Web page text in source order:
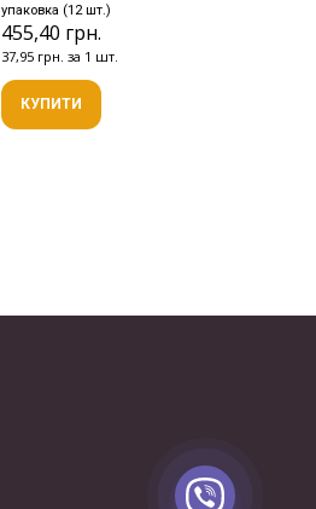
упаковка (12 шт.)
455,40 грн.
37,95 грн. за 1 шт.
КУПИТИ